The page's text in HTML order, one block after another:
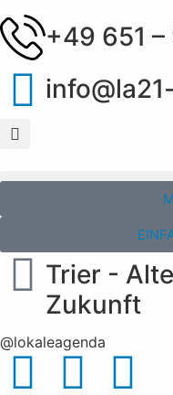
+49 651
Trier -
Zukunft
@lokaleagenda